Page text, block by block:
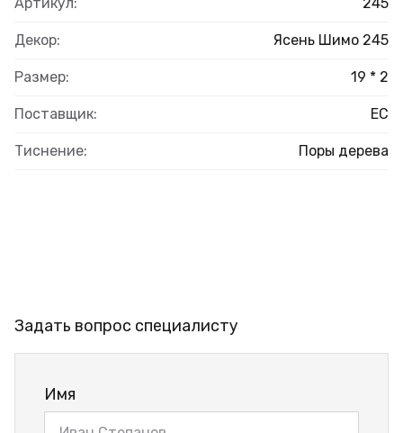
Декор: Ясень Шимо 245
Размер: 19 * 2
Поставщик: ЕС
Тиснение: Поры дерева
Задать вопрос специалисту
Имя